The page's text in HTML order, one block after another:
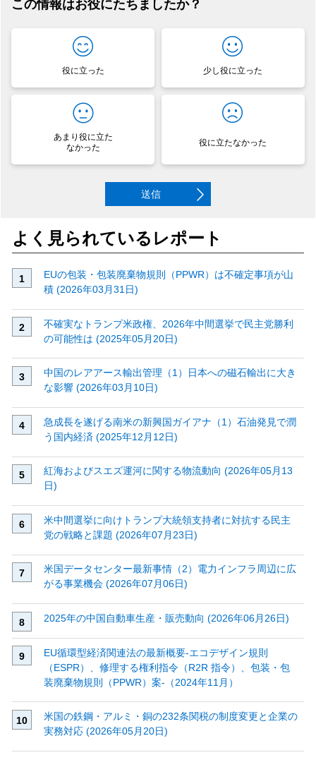
この情報はお役にたちましたか？
役に立った 少し役に立った
あまり役に立た
なかった
役に立たなかった
送信
よく見られているレポート
EUの包装・包装廃棄物規則（PPWR）は不確定事項が山
積 (2026年03月31日)
不確実なトランプ米政権、2026年中間選挙で民主党勝利
の可能性は (2025年05月20日)
中国のレアアース輸出管理（1）日本への磁石輸出に大き
な影響 (2026年03月10日)
急成長を遂げる南米の新興国ガイアナ（1）石油発見で潤
う国内経済 (2025年12月12日)
紅海およびスエズ運河に関する物流動向 (2026年05月13
日)
米中間選挙に向けトランプ大統領支持者に対抗する民主
党の戦略と課題 (2026年07月23日)
米国データセンター最新事情（2）電力インフラ周辺に広
がる事業機会 (2026年07月06日)
2025年の中国自動車生産・販売動向 (2026年06月26日)
EU循環型経済関連法の最新概要‐エコデザイン規則
（ESPR）、修理する権利指令（R2R 指令）、包装・包
装廃棄物規則（PPWR）案‐（2024年11月）
米国の鉄鋼・アルミ・銅の232条関税の制度変更と企業の
実務対応 (2026年05月20日)